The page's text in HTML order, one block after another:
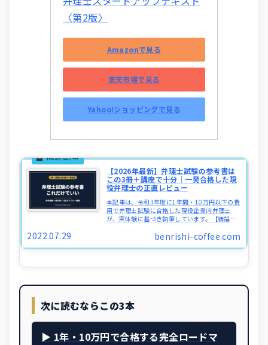
〈第2版〉
Amazonで見る
楽天市場で見る
Yahoo!ショッピングで見る
【2026年最新】弁理士試験の参考書は
この3冊＋講座で十分｜一発合格した現
役弁理士の正直レビュー
本記事は、令和3年度に1年間・10万円以下の費
用で弁理士試験に合格した現役企業内弁理士
が、実体験に基づき執筆しています。【結論】
す用途これを買う必要度条文の土台（短答・論
benrishi-coffee.com
2022.07.29
次に読むならこの3本
▶ 1年・10万円で合格する完全ロードマ